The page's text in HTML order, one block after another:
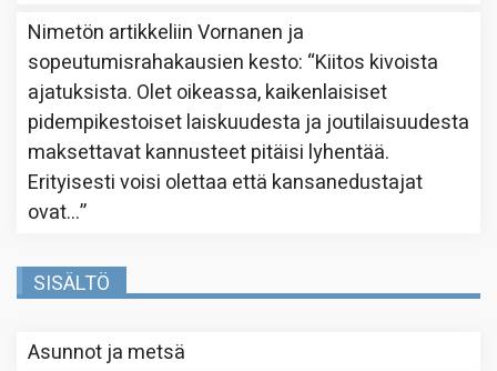
Nimetön artikkeliinVornanen ja
sopeutumisrahakausien kesto: “Kiitos kivoista
ajatuksista. Olet oikeassa, kaikenlaisiset
pidempikestoiset laiskuudesta ja joutilaisuudesta
maksettavat kannusteet pitäisi lyhentää.
Erityisesti voisi olettaa että kansanedustajat
ovat…”
SISÄLTÖ
Asunnot ja metsä